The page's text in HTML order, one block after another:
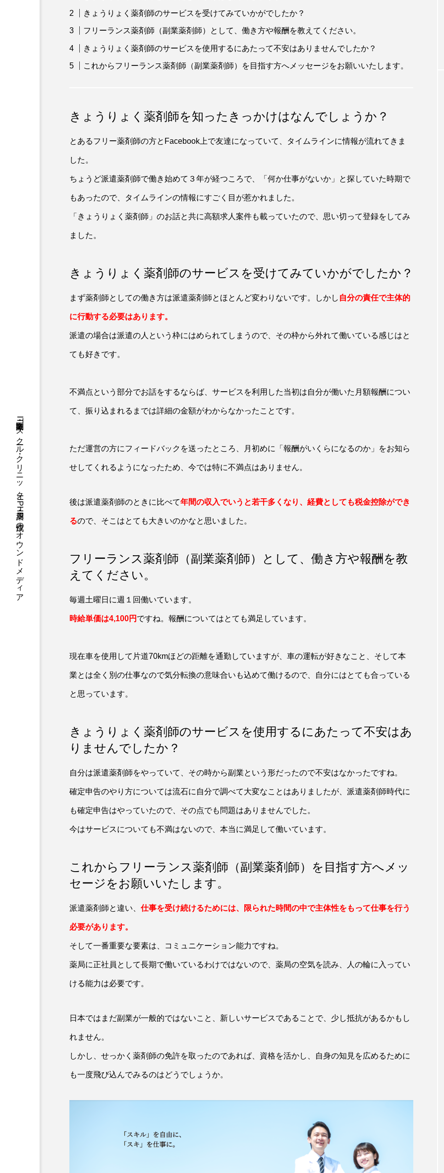
医療・副業・ITスクール・クリニックHP・薬局HP作成のオウンドメディア
きょうりょく薬剤師のサービスを受けてみていかがでしたか？
フリーランス薬剤師（副業薬剤師）として、働き方や報酬を教えてください。
きょうりょく薬剤師のサービスを使用するにあたって不安はありませんでしたか？
これからフリーランス薬剤師（副業薬剤師）を目指す方へメッセージをお願いいたします。
きょうりょく薬剤師を知ったきっかけはなんでしょうか？
とあるフリー薬剤師の方とFacebook上で友達になっていて、タイムラインに情報が流れてきま
した。
ちょうど派遣薬剤師で働き始めて３年が経つころで、「何か仕事がないか」と探していた時期で
もあったので、タイムラインの情報にすごく目が惹かれました。
「きょうりょく薬剤師」のお話と共に高額求人案件も載っていたので、思い切って登録をしてみ
ました。
きょうりょく薬剤師のサービスを受けてみていかがでしたか？
まず薬剤師としての働き方は派遣薬剤師とほとんど変わりないです。しかし 自分の責任で主体的
に行動する必要はあります。
派遣の場合は派遣の人という枠にはめられてしまうので、その枠から外れて働いている感じはと
ても好きです。
不満点という部分でお話をするならば、サービスを利用した当初は自分が働いた月額報酬につい
て、振り込まれるまでは詳細の金額がわからなかったことです。
ただ運営の方にフィードバックを送ったところ、月初めに「報酬がいくらになるのか」をお知ら
せしてくれるようになったため、今では特に不満点はありません。
後は派遣薬剤師のときに比べて年間の収入でいうと若干多くなり、経費としても税金控除ができ
るので、そこはとても大きいのかなと思いました。
フリーランス薬剤師（副業薬剤師）として、働き方や報酬を教
えてください。
毎週土曜日に週１回働いています。
時給単価は4,100円 ですね。報酬についてはとても満足しています。
現在車を使用して片道70kmほどの距離を通勤していますが、車の運転が好きなこと、そして本
業とは全く別の仕事なので気分転換の意味合いも込めて働けるので、自分にはとても合っている
と思っています。
きょうりょく薬剤師のサービスを使用するにあたって不安はあ
りませんでしたか？
自分は派遣薬剤師をやっていて、その時から副業という形だったので不安はなかったですね。
確定申告のやり方については流石に自分で調べて大変なことはありましたが、派遣薬剤師時代に
も確定申告はやっていたので、その点でも問題はありませんでした。
今はサービスについても不満はないので、本当に満足して働いています。
これからフリーランス薬剤師（副業薬剤師）を目指す方へメッ
セージをお願いいたします。
派遣薬剤師と違い、 仕事を受け続けるためには、限られた時間の中で主体性をもって仕事を行う
必要があります。
そして一番重要な要素は、コミュニケーション能力ですね。
薬局に正社員として長期で働いているわけではないので、薬局の空気を読み、人の輪に入ってい
ける能力は必要です。
日本ではまだ副業が一般的ではないこと、新しいサービスであることで、少し抵抗があるかもし
れません。
しかし、せっかく薬剤師の免許を取ったのであれば、資格を活かし、自身の知見を広めるために
も一度飛び込んでみるのはどうでしょうか。
【薬剤師プログラミングスクール】メディ
スキル第１回カリキュラム『前提』